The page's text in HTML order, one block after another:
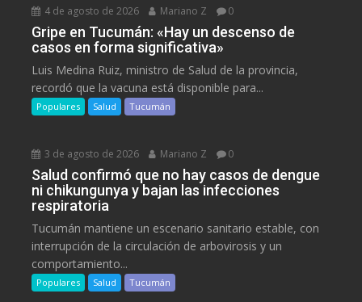
4 de agosto de 2026 Mariano Z 0
Gripe en Tucumán: «Hay un descenso de
casos en forma significativa»
Luis Medina Ruiz, ministro de Salud de la provincia,
recordó que la vacuna está disponible para...
Populares Salud Tucumán
3 de agosto de 2026 Mariano Z 0
Salud confirmó que no hay casos de dengue
ni chikungunya y bajan las infecciones
respiratoria
Tucumán mantiene un escenario sanitario estable, con
interrupción de la circulación de arbovirosis y un
comportamiento...
Populares Salud Tucumán